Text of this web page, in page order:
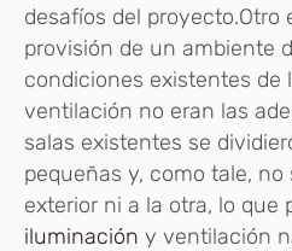
desafíos del proyecto.Otro
provisión de un ambiente
condiciones existentes de
ventilación no eran las
salas existentes se
pequeñas y, como tale,
exterior ni a la otra, lo que
iluminación y ventilación